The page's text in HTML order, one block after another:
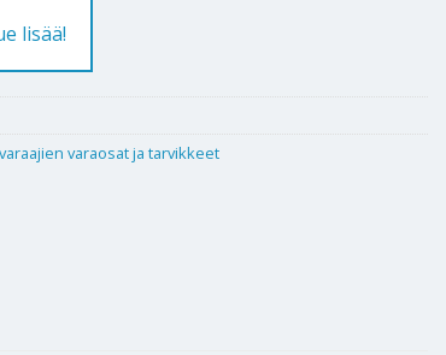
lisää!
varaosat ja tarvikkeet